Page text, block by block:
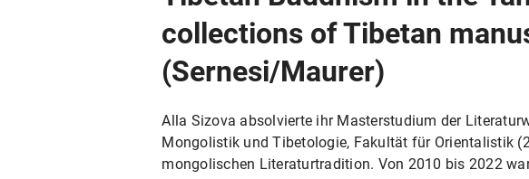
collections of Tibetan
(Sernesi/Maurer)
Alla Sizova absolvierte ihr Masterstudium der
Mongolistik und Tibetologie, Fakultät für Orientalistik
mongolischen Literaturtradition. Von 2010 bis 2022